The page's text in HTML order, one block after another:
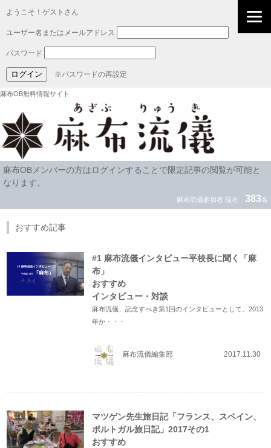
ようこそ！ゲストさん
ユーザー名またはメールアドレス
パスワード
※パスワードの再設定
麻布OB無料情報サイト
麻布OBメンバーの方はログインすることで限定記事の閲覧が可能と
なります。
麻布流儀参加者 現在 383名
おすすめ記事
#1 麻布流儀インタビュー平校長に聞く「麻
布」
おすすめ
インタビュー・対談
麻布流儀、記念すべき第1回のインタビューとして、2013
年か・・・
麻布流儀編集部 2017.11.30
マツゲン先生旅日記「フランス、スペイン、
ポルトガル旅日記」2017その1
おすすめ